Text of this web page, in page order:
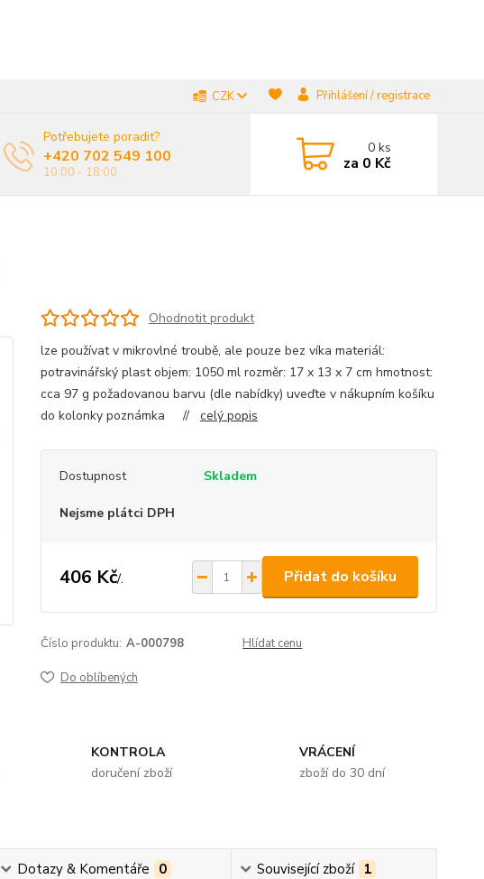
CZK Přihlášení / registrace
Potřebujete poradit?
+420 702 549 100
10:00 - 18:00
0ks
za 0 Kč
Ohodnotit produkt
lze používat v mikrovlné troubě, ale pouze bez víka materiál:
potravinářský plast objem: 1050 ml rozměr: 17 x 13 x 7 cm hmotnost:
cca 97 g požadovanou barvu (dle nabídky) uveďte v nákupním košíku
do kolonky poznámka // celý popis
Dostupnost Skladem
Nejsme plátci DPH
406 Kč/. Přidat do košíku
Číslo produktu: A-000798 Hlídat cenu
Do oblíbených
KONTROLA
doručení zboží
VRÁCENÍ
zboží do 30 dní
Dotazy & Komentáře 0 Související zboží 1